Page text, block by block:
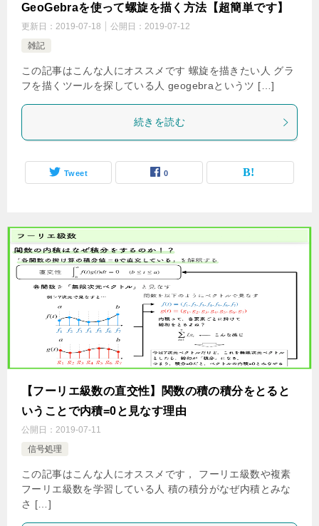
GeoGebraを使って螺旋を描く方法【超簡単です】
更新日： 2019-07-18 公開日： 2019-07-12
雑記
この記事はこんな人にオススメです 螺旋を描きたい人 グラ
フを描くツールを探している人 geogebraというツ […]
続きを読む
Tweet 0
【フーリエ級数の直交性】関数の積の積分をとると
いうことで内積=0と見なす理由
公開日： 2019-07-11
信号処理
この記事はこんな人にオススメです， フーリエ級数や複素
フーリエ級数を学習している人 積の積分がなぜ内積とみな
さ […]